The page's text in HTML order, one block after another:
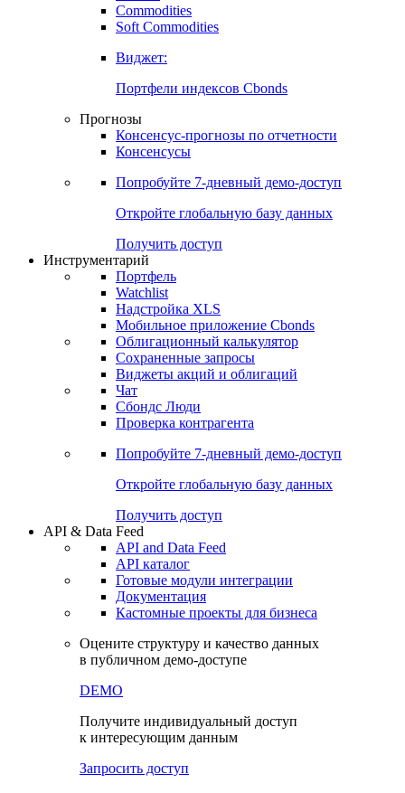
Commodities
Soft Commodities
Виджет:
Портфели индексов Cbonds
Прогнозы
Консенсус-прогнозы по отчетности
Консенсусы
Попробуйте 7-дневный демо-доступ
Откройте глобальную базу данных
Получить доступ
Инструментарий
Портфель
Watchlist
Надстройка XLS
Мобильное приложение Cbonds
Облигационный калькулятор
Сохраненные запросы
Виджеты акций и облигаций
Чат
Сбондс Люди
Проверка контрагента
Попробуйте 7-дневный демо-доступ
Откройте глобальную базу данных
Получить доступ
API & Data Feed
API and Data Feed
API каталог
Готовые модули интеграции
Документация
Кастомные проекты для бизнеса
Оцените структуру и качество данных
в публичном демо-доступе
DEMO
Получите индивидуальный доступ
к интересующим данным
Запросить доступ